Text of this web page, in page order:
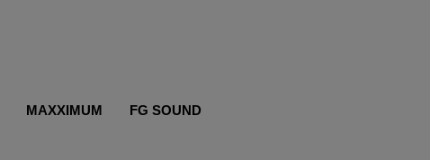
MAXXIMUM FG SOUND